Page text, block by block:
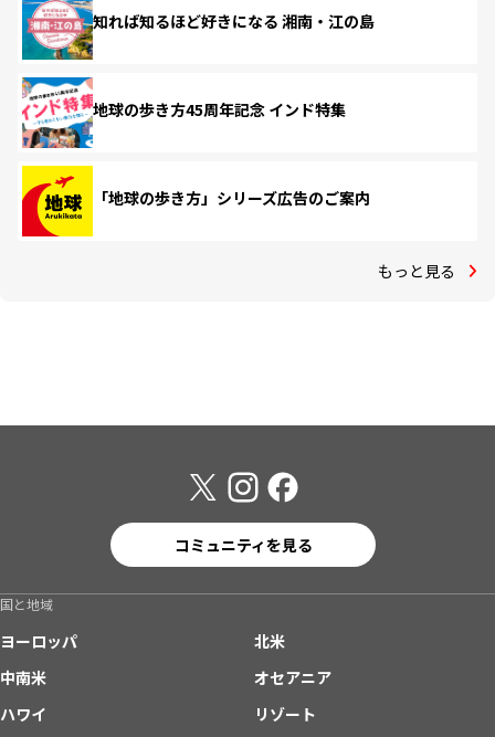
知れば知るほど好きになる 湘南・江の島
地球の歩き方45周年記念 インド特集
「地球の歩き方」シリーズ広告のご案内
もっと見る
コミュニティを見る
国と地域
ヨーロッパ
北米
中南米
オセアニア
ハワイ
リゾート